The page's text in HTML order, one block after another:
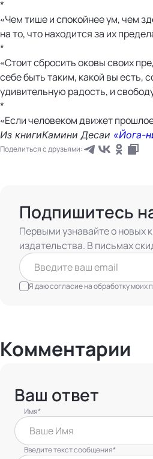
*
«Чем тише и спокойнее ум, чем
на то, что находится за их
*
«Стоит сбросить оковы своих
себе быть таким, какой вы есть,
удивительную радость, и
*
«Если человеком движет
Из книгиКамини Десаи «Йога-
Поделиться с друзьями:
Подпишитесь
Первыми узнавайте о новых
издательства. В письмах
Я даю согласие на обработку моих
Комментарии
Ваш ответ
Имя*
Введите текст сообщения*